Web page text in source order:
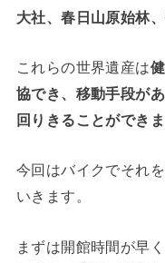
大社、春日山原始林
これらの世界遺産は
協でき、移動手段が
回りきることができま
今回はバイクでそれ
いきます。
まずは開館時間が早